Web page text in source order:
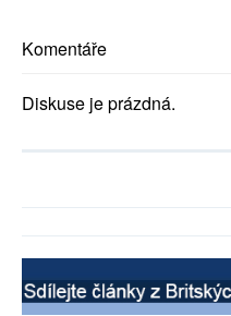
Komentáře
Diskuse je prázdná.